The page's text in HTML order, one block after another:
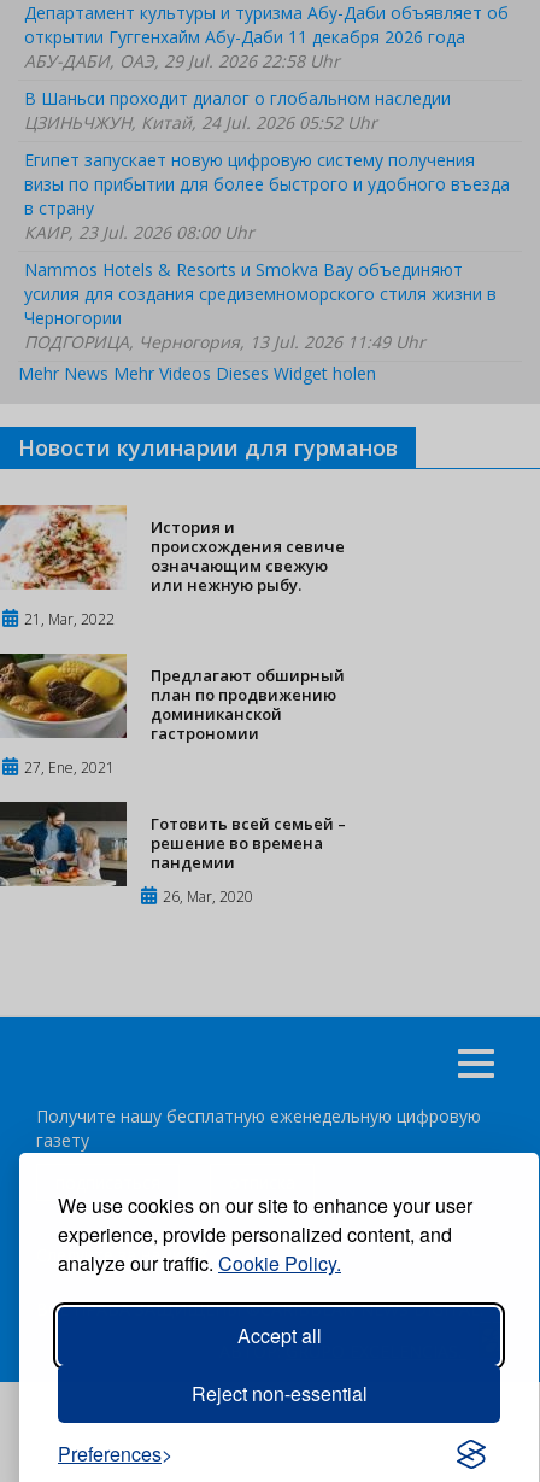
We use cookies on our site to enhance your user
experience, provide personalized content, and
analyze our traffic. Cookie Policy.
Accept all
Reject non-essential
Preferences
Департамент культуры и туризма Абу-Даби объявляет об
открытии Гуггенхайм Абу-Даби 11 декабря 2026 года
АБУ-ДАБИ, ОАЭ, 29 Jul. 2026 22:58 Uhr
В Шаньси проходит диалог о глобальном наследии
ЦЗИНЬЧЖУН, Китай, 24 Jul. 2026 05:52 Uhr
Египет запускает новую цифровую систему получения
визы по прибытии для более быстрого и удобного въезда
в страну
КАИР, 23 Jul. 2026 08:00 Uhr
Nammos Hotels & Resorts и Smokva Bay объединяют
усилия для создания средиземноморского стиля жизни в
Черногории
ПОДГОРИЦА, Черногория, 13 Jul. 2026 11:49 Uhr
Mehr News Mehr Videos Dieses Widget holen
Новости кулинарии для гурманов
История и
происхождения севиче
означающим свежую
или нежную рыбу.
21, Mar, 2022
Предлагают обширный
план по продвижению
доминиканской
гастрономии
27, Ene, 2021
Готовить всей семьей –
решение во времена
пандемии
26, Mar, 2020
Получите нашу бесплатную еженедельную цифровую
газету
Следуйте за нами:
ВСЕ ПРАВА ЗАЩИЩЕНЫ ®CARIBBEAN NEWS DIGITAL.
АВТОР:GRUPO EXCELENCIAS.